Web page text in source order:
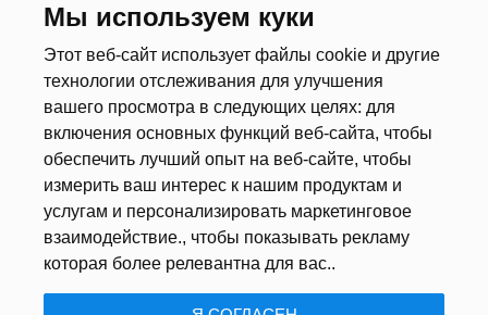
Мы используем куки
Этот веб-сайт использует файлы cookie и другие
технологии отслеживания для улучшения
вашего просмотра в следующих целях: для
включения основных функций веб-сайта, чтобы
обеспечить лучший опыт на веб-сайте, чтобы
измерить ваш интерес к нашим продуктам и
услугам и персонализировать маркетинговое
взаимодействие., чтобы показывать рекламу
которая более релевантна для вас..
Інші новини
Анкета
Калькулятор дат
Документи
ПОЛІТИКА КОНФІДЕНЦІЙНОСТІ /НАЛАШТУВАННЯ ФАЙЛІВ